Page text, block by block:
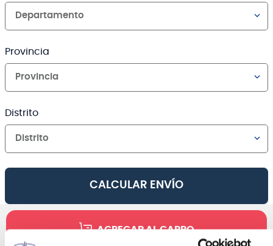
Departamento
Provincia
Provincia
Distrito
Distrito
CALCULAR ENVÍO
AGREGAR AL CARRO
Canales de venta y asesoría